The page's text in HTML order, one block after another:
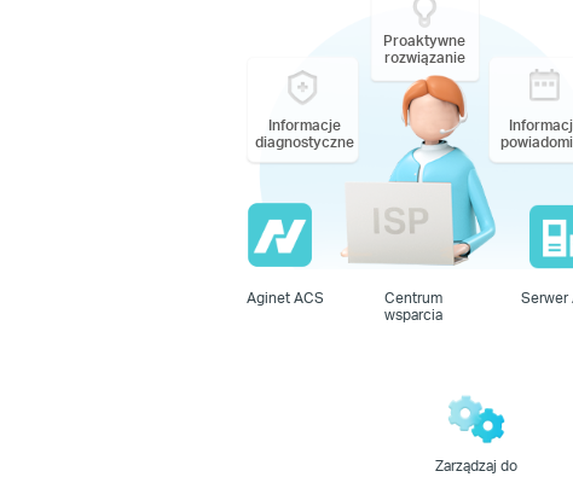
Informacje
diagnostyczne
Proaktywne
rozwiązanie
Aginet ACS
Centrum
wsparcia
Serwer
Zarządzaj do